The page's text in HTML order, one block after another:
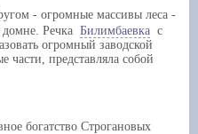
- огромные массивы леса -
домне. Речка Билимбаевка с
огромный заводской
части, представляла собой
богатство Строгановых